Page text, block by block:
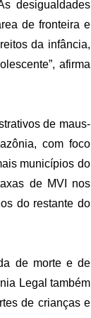
desigualdades
de fronteira e
da infância,
afirma
de maus-
com foco
municípios do
de MVI nos
do restante do
de morte e de
Legal também
de crianças e